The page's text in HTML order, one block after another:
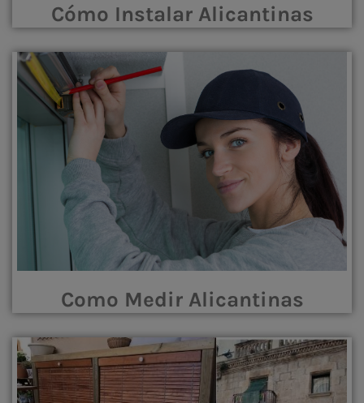
Cómo Instalar Alicantinas
Como Medir Alicantinas